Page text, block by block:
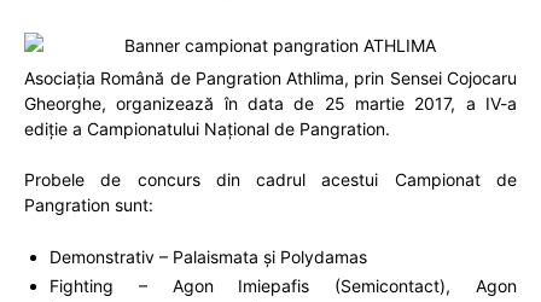
Asociația Română de Pangration Athlima, prin Sensei Cojocaru
Gheorghe, organizează în data de 25 martie 2017, a IV-a
ediție a Campionatului Național de Pangration.
Probele de concurs din cadrul acestui Campionat de
Pangration sunt:
Demonstrativ – Palaismata și Polydamas
Fighting – Agon Imiepafis (Semicontact), Agon